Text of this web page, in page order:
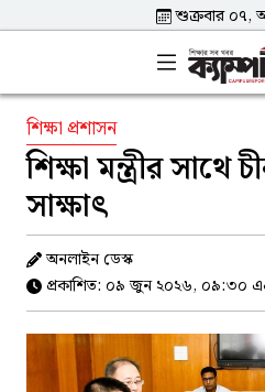
শুক্রবার ০৭,
শিক্ষা প্রশাসন
শিক্ষা মন্ত্রীর সাথে
সাক্ষাৎ
অনলাইন ডেস্ক
প্রকাশিত: ০৯ জুন ২০২৬, ০৯:৩০